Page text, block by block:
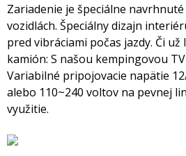
Zariadenie je špeciálne
vozidlách. Špeciálny dizajn
pred vibráciami počas jazdy. Či
kamión: S našou kempingovou
Variabilné pripojovacie napätie
alebo 110~240 voltov na pevnej
využitie.